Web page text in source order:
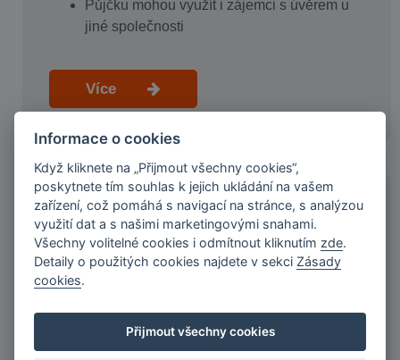
Půjčku mohou využít i zájemci s úvěrem u
jiné společnosti
Více
KOMU ÚVĚR NEPOSKYTNEME
Zájemce v exekuci nebo v insolvenci
měsíců
Informace o cookies
Když kliknete na „Přijmout všechny cookies“,
poskytnete tím souhlas k jejich ukládání na vašem
zařízení, což pomáhá s navigací na stránce, s analýzou
využití dat a s našimi marketingovými snahami.
Všechny volitelné cookies i odmítnout kliknutím zde.
Detaily o použitých cookies najdete v sekci Zásady
cookies.
Přijmout všechny cookies